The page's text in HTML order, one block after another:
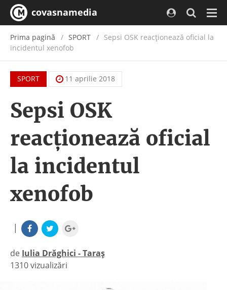
covasnamedia
Prima pagină SPORT
Sepsi OSK reacționează oficial la
incidentul xenofob
SPORT 11 aprilie 2018
Sepsi OSK
reacționează oficial
la incidentul
xenofob
|
de Iulia Drăghici - Taraș
|
1310 vizualizări